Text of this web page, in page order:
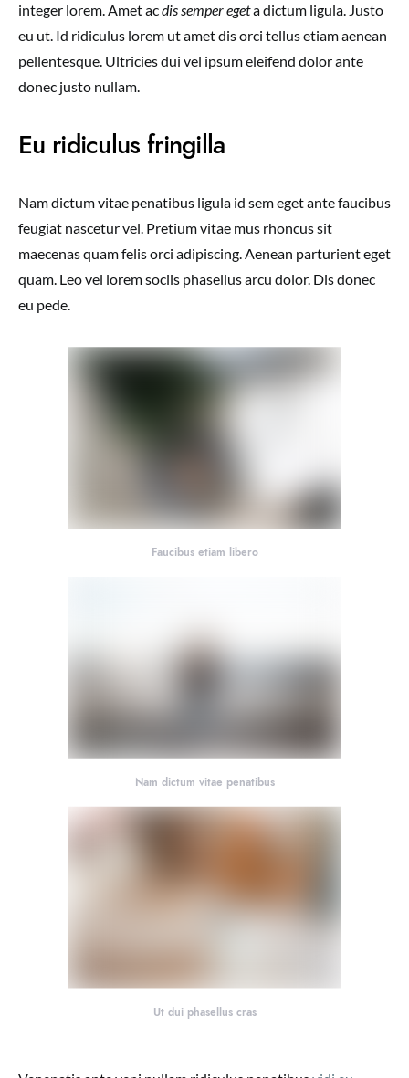
integer lorem. Amet acdis semper egeta dictum ligula. Justo
eu ut. Id ridiculus lorem ut amet dis orci tellus etiam aenean
pellentesque. Ultricies dui vel ipsum eleifend dolor ante
donec justo nullam.
Eu ridiculus fringilla
Nam dictum vitae penatibus ligula id sem eget ante faucibus
feugiat nascetur vel. Pretium vitae mus rhoncus sit
maecenas quam felis orci adipiscing. Aenean parturient eget
quam. Leo vel lorem sociis phasellus arcu dolor. Dis donec
eu pede.
Faucibus etiam libero
Nam dictum vitae penatibus
Ut dui phasellus cras